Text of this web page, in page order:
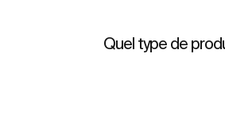
Quel type de